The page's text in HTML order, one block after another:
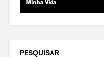
PESQUISAR